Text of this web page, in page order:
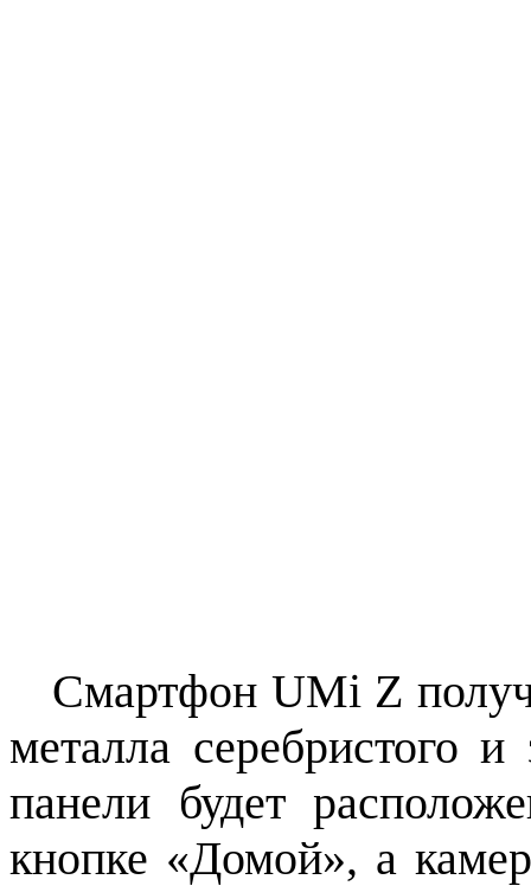
Смартфон UMi Z
металла серебристого
панели будет
кнопке «Домой», а